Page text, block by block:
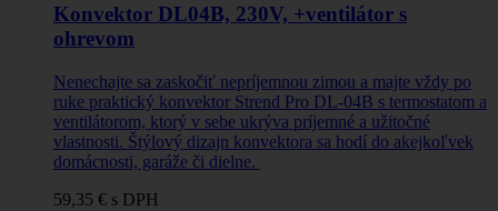
Konvektor DL04B, 230V, +ventilátor s
ohrevom
Nenechajte sa zaskočiť nepríjemnou zimou a majte vždy po
ruke praktický konvektor Strend Pro DL-04B s termostatom a
ventilátorom, ktorý v sebe ukrýva príjemné a užitočné
vlastnosti. Štýlový dizajn konvektora sa hodí do akejkoľvek
domácnosti, garáže či dielne.
59,35 € s DPH